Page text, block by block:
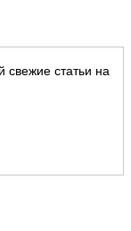
статьи на